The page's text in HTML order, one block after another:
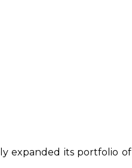
expanded its portfolio of